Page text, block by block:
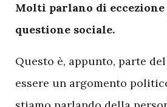
Molti parlano di
questione sociale.
Questo è, appunto, parte
essere un argomento